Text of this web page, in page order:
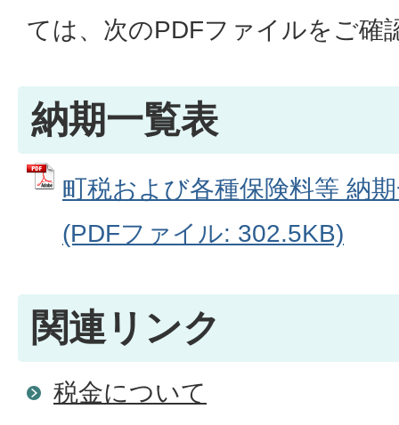
ては、次のPDFファイルをご確
納期一覧表
町税および各種保険料等 納
(PDFファイル: 302.5KB)
関連リンク
税金について